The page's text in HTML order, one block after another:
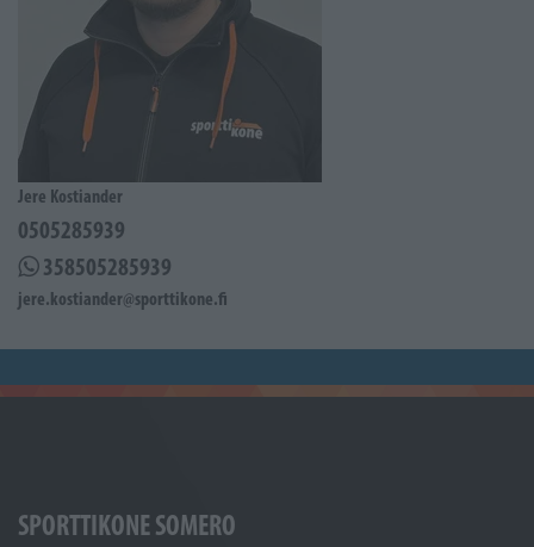
Jere Kostiander
0505285939
358505285939
jere.kostiander@sporttikone.fi
SPORTTIKONE SOMERO